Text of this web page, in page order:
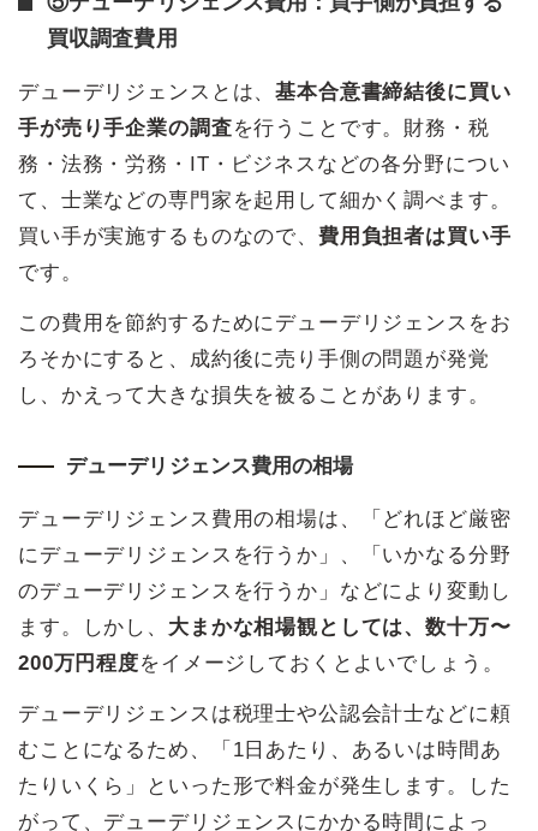
買収調査費用
デューデリジェンスとは、基本合意書締結後に買い
手が売り手企業の調査を行うことです。財務・税
務・法務・労務・IT・ビジネスなどの各分野につい
て、士業などの専門家を起用して細かく調べます。
買い手が実施するものなので、 費用負担者は買い手
です。
この費用を節約するためにデューデリジェンスをお
ろそかにすると、成約後に売り手側の問題が発覚
し、かえって大きな損失を被ることがあります。
デューデリジェンス費用の相場
デューデリジェンス費用の相場は、「どれほど厳密
にデューデリジェンスを行うか」、「いかなる分野
のデューデリジェンスを行うか」などにより変動し
ます。しかし、 大まかな相場観としては、数十万〜
200万円程度をイメージしておくとよいでしょう。
デューデリジェンスは税理士や公認会計士などに頼
むことになるため、「1日あたり、あるいは時間あ
たりいくら」といった形で料金が発生します。した
がって、デューデリジェンスにかかる時間によっ